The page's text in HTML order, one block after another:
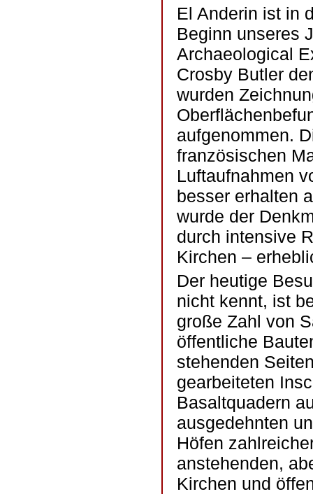
El Anderin ist in
Beginn unseres
Archaeological
Crosby Butler
wurden
aufgenommen.
französischen
Luftaufnahmen
besser erhalten
wurde der
durch intensive
Kirchen –
Der heutige
nicht kennt, ist
große Zahl von
öffentliche
stehenden
gearbeiteten
Basaltquadern
ausgedehnten
Höfen
anstehenden,
Kirchen und